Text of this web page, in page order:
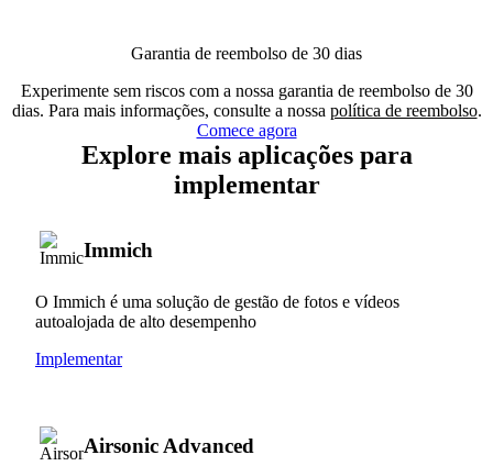
Garantia de reembolso de 30 dias
Experimente sem riscos com a nossa garantia de reembolso de 30
dias. Para mais informações, consulte a nossa política de reembolso.
Comece agora
Explore mais aplicações para
implementar
Immich
O Immich é uma solução de gestão de fotos e vídeos
autoalojada de alto desempenho
Implementar
Airsonic Advanced